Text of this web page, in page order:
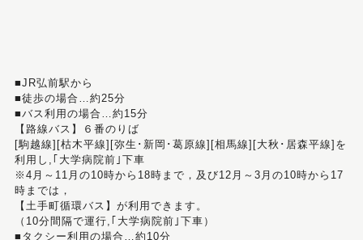
■JR弘前駅から
■徒歩の場合…約25分
■バス利用の場合…約15分
【路線バス】６番のりば
[駒越線][枯木平線][弥生･新岡･葛原線][相馬線][大秋･居森平線]を
利用し,｢大学病院前｣下車
※4月～11月の10時から18時まで，及び12月～3月の10時から17
時までは，
【土手町循環バス】が利用できます。
（10分間隔で運行,｢大学病院前｣下車）
■タクシー利用の場合…約10分